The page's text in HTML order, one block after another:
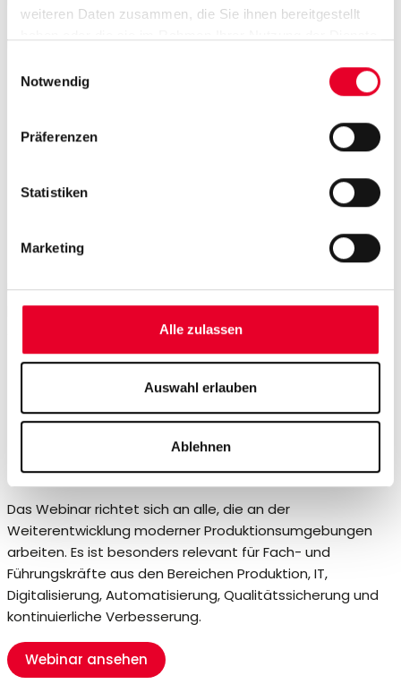
weiteren Daten zusammen, die Sie ihnen bereitgestellt
Notwendig
Präferenzen
Statistiken
Marketing
Alle zulassen
Auswahl erlauben
Ablehnen
Predictive & Agile Manufacturing“erhalten Sie
konkrete Einblicke, wie moderne MES-Technologie:
die Entscheidungsfindung durch
KI und Advanced
ermöglicht,
den Übergang zu
eine sichere und
skalierbare OT-Umgebung
Rückverfolgbarkeit, Qualität und Compliance
verbessert.
Darüber hinaus erhalten Sie Strategien, wie Sie mit
prädiktiven Ansätzen Stillstandszeiten reduzieren und die
Anlagenverfügbarkeit erhöhen können.
Für alle, die die Zukunft der
Produktion gestalten
Das Webinar richtet sich an alle, die an der
Weiterentwicklung moderner Produktionsumgebungen
arbeiten. Es ist besonders relevant für Fach- und
Führungskräfte aus den Bereichen Produktion, IT,
Digitalisierung, Automatisierung, Qualitätssicherung und
kontinuierliche Verbesserung.
Webinar ansehen